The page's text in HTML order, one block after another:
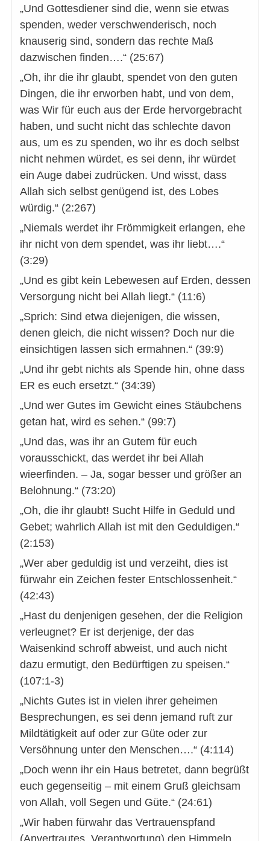
„Und Gottesdiener sind die, wenn sie etwas
spenden, weder verschwenderisch, noch
knauserig sind, sondern das rechte Maß
dazwischen finden….“ (25:67)
„Oh, ihr die ihr glaubt, spendet von den guten
Dingen, die ihr erworben habt, und von dem,
was Wir für euch aus der Erde hervorgebracht
haben, und sucht nicht das schlechte davon
aus, um es zu spenden, wo ihr es doch selbst
nicht nehmen würdet, es sei denn, ihr würdet
ein Auge dabei zudrücken. Und wisst, dass
Allah sich selbst genügend ist, des Lobes
würdig.“ (2:267)
„Niemals werdet ihr Frömmigkeit erlangen, ehe
ihr nicht von dem spendet, was ihr liebt….“
(3:29)
„Und es gibt kein Lebewesen auf Erden, dessen
Versorgung nicht bei Allah liegt.“ (11:6)
„Sprich: Sind etwa diejenigen, die wissen,
denen gleich, die nicht wissen? Doch nur die
einsichtigen lassen sich ermahnen.“ (39:9)
„Und ihr gebt nichts als Spende hin, ohne dass
ER es euch ersetzt.“ (34:39)
„Und wer Gutes im Gewicht eines Stäubchens
getan hat, wird es sehen.“ (99:7)
„Und das, was ihr an Gutem für euch
vorausschickt, das werdet ihr bei Allah
wieerfinden. – Ja, sogar besser und größer an
Belohnung.“ (73:20)
„Oh, die ihr glaubt! Sucht Hilfe in Geduld und
Gebet; wahrlich Allah ist mit den Geduldigen.“
(2:153)
„Wer aber geduldig ist und verzeiht, dies ist
fürwahr ein Zeichen fester Entschlossenheit.“
(42:43)
„Hast du denjenigen gesehen, der die Religion
verleugnet? Er ist derjenige, der das
Waisenkind schroff abweist, und auch nicht
dazu ermutigt, den Bedürftigen zu speisen.“
(107:1-3)
„Nichts Gutes ist in vielen ihrer geheimen
Besprechungen, es sei denn jemand ruft zur
Mildtätigkeit auf oder zur Güte oder zur
Versöhnung unter den Menschen….“ (4:114)
„Doch wenn ihr ein Haus betretet, dann begrüßt
euch gegenseitig – mit einem Gruß gleichsam
von Allah, voll Segen und Güte.“ (24:61)
„Wir haben fürwahr das Vertrauenspfand
(Anvertrautes, Verantwortung) den Himmeln